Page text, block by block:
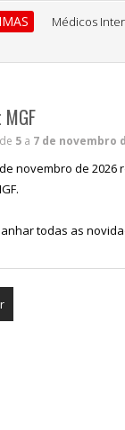
Médicos
5 a 7 de novembro
novembro de 2026
todas as